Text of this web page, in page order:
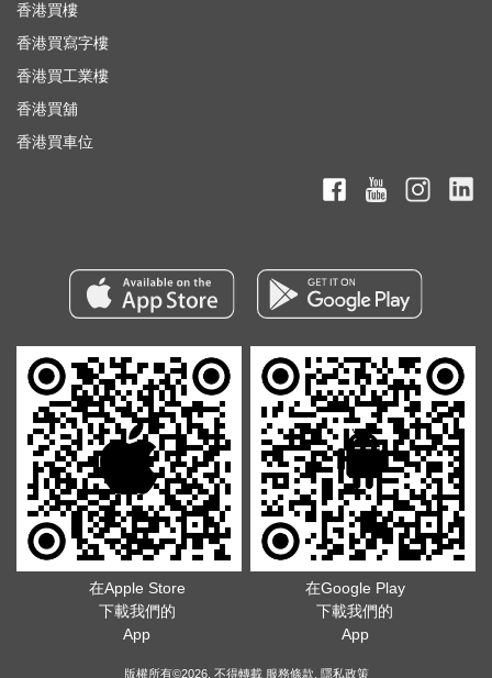
香港買樓
香港買寫字樓
香港買工業樓
香港買舖
香港買車位
在Apple Store
下載我們的
App
在Google Play
下載我們的
App
版權所有©2026. 不得轉載 服務條款 隱私政策